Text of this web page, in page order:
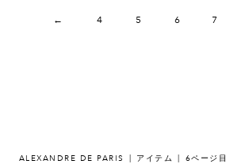
← 4 5 6 7
ALEXANDRE DE PARIS アイテム 6ページ目